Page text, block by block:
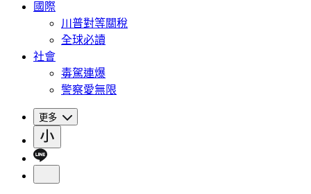
國際
川普對等關稅
全球必讀
社會
毒駕連爆
警察愛無限
更多